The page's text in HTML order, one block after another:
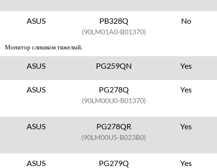
ASUS PB328Q
(90LM01A0-B01370)
No
Монитор слишком тяжелый.
ASUS PG259QN Yes
ASUS PG278Q
(90LM00U0-B01370)
Yes
ASUS PG278QR
(90LM00U5-B023B0)
Yes
ASUS PG279Q Yes